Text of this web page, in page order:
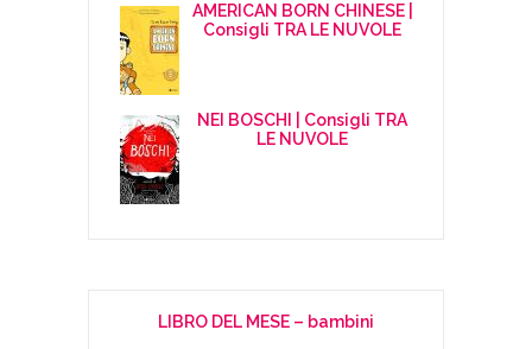
AMERICAN BORN CHINESE |
Consigli TRA LE NUVOLE
NEI BOSCHI | Consigli TRA
LE NUVOLE
LIBRO DEL MESE – bambini